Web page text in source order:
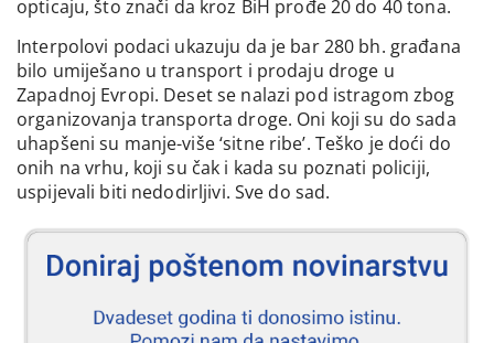
opticaju, što znači da kroz BiH prođe 20 do 40 tona.
Interpolovi podaci ukazuju da je bar 280 bh. građana
bilo umiješano u transport i prodaju droge u
Zapadnoj Evropi. Deset se nalazi pod istragom zbog
organizovanja transporta droge. Oni koji su do sada
uhapšeni su manje-više ‘sitne ribe’. Teško je doći do
onih na vrhu, koji su čak i kada su poznati policiji,
uspijevali biti nedodirljivi. Sve do sad.